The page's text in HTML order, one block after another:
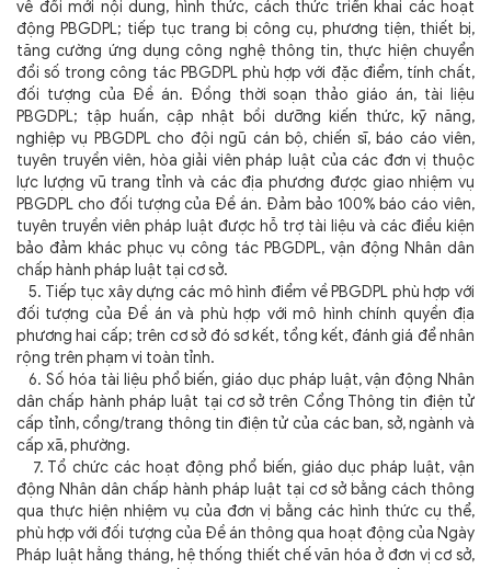
về đổi mới nội dung, hình thức, cách thức triển khai các hoạt
động PBGDPL; tiếp tục trang bị công cụ, phương tiện, thiết bị,
tăng cường ứng dụng công nghệ thông tin, thực hiện chuyển
đổi số trong công tác PBGDPL phù hợp với đặc điểm, tính chất,
đối tượng của Đề án. Đồng thời soạn thảo giáo án, tài liệu
PBGDPL; tập huấn, cập nhật bồi dưỡng kiến thức, kỹ năng,
nghiệp vụ PBGDPL cho đội ngũ cán bộ, chiến sĩ, báo cáo viên,
tuyên truyền viên, hòa giải viên pháp luật của các đơn vị thuộc
lực lượng vũ trang tỉnh và các địa phương được giao nhiệm vụ
PBGDPL cho đối tượng của Đề án. Đảm bảo 100% báo cáo viên,
tuyên truyền viên pháp luật được hỗ trợ tài liệu và các điều kiện
bảo đảm khác phục vụ công tác PBGDPL, vận động Nhân dân
chấp hành pháp luật tại cơ sở.
5. Tiếp tục xây dựng các mô hình điểm về PBGDPL phù hợp với
đối tượng của Đề án và phù hợp với mô hình chính quyền địa
phương hai cấp; trên cơ sở đó sơ kết, tổng kết, đánh giá để nhân
rộng trên phạm vi toàn tỉnh.
6. Số hóa tài liệu phổ biến, giáo dục pháp luật, vận động Nhân
dân chấp hành pháp luật tại cơ sở trên Cổng Thông tin điện tử
cấp tỉnh, cổng/trang thông tin điện tử của các ban, sở, ngành và
cấp xã, phường.
7. Tổ chức các hoạt động phổ biến, giáo dục pháp luật, vận
động Nhân dân chấp hành pháp luật tại cơ sở bằng cách thông
qua thực hiện nhiệm vụ của đơn vị bằng các hình thức cụ thể,
phù hợp với đối tượng của Đề án thông qua hoạt động của Ngày
Pháp luật hằng tháng, hệ thống thiết chế văn hóa ở đơn vị cơ sở,